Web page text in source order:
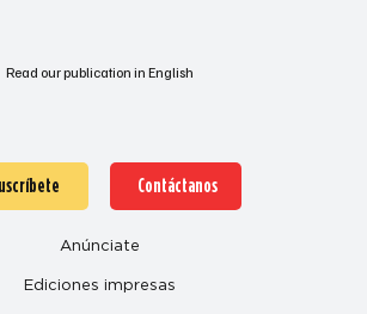
Read our publication in English
Contáctanos
Anúnciate
Ediciones impresas